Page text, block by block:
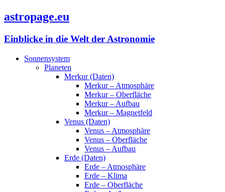
astropage.eu
Einblicke in die Welt der Astronomie
Sonnensystem
Planeten
Merkur (Daten)
Merkur – Atmosphäre
Merkur – Oberfläche
Merkur – Aufbau
Merkur – Magnetfeld
Venus (Daten)
Venus – Atmosphäre
Venus – Oberfläche
Venus – Aufbau
Erde (Daten)
Erde – Atmosphäre
Erde – Klima
Erde – Oberfläche